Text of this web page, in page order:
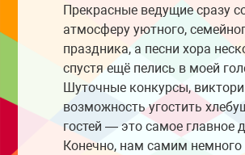
Прекрасные ведущие сразу
атмосферу уютного,
праздника, а песни хора
спустя ещё пелись в моей
Шуточные конкурсы,
возможность угостить
гостей — это самое главное
Конечно, нам самим немного